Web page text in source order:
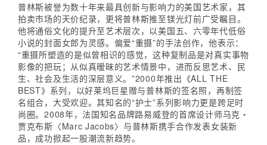
普林斯被誉为数十年来最具创新与影响力的美国艺术家，其
拍卖市场的天价纪录，更将普林斯推至镁光灯前广受瞩目。
他将通俗文化的提升至艺术层次，以美国五、六零年代低俗
小说的封面女郎为灵感。偏爱“重摄”的手法创作，他表示：
“重摄所塑造的是似曾相识的感觉，这种复制品是对真实事物
影像的把玩；从似真暧昧的艺术情景中，进而反思艺术、民
生、社会及生活的深层意义。”2000年推出《ALL THE
BEST》系列，以好莱坞巨星赠与普林斯的签名照，再制签
名组合，大受欢迎。其知名的“护士”系列影响力更是跨足时
尚圈。2008年，法国知名品牌路易威登的首席设计师马克‧
贾克布斯〈Marc Jacobs〉与普林斯携手合作发表女装新
品，成功掀起一股潮流新趋势。